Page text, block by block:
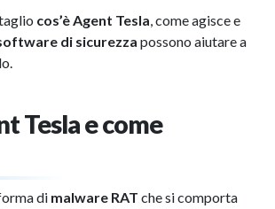
cos’è Agent Tesla, come agisce e
di sicurezza possono aiutare a
Tesla e come
di malware RAT che si comporta